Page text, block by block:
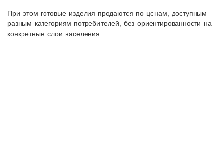
При этом готовые изделия продаются по ценам, доступным
разным категориям потребителей, без ориентированности на
конкретные слои населения.